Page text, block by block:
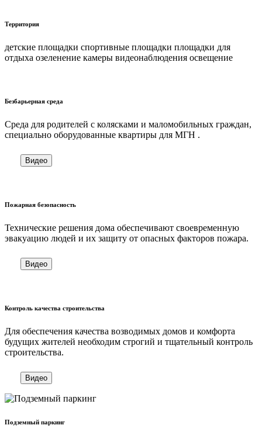
Территория
детские площадки спортивные площадки площадки для
отдыха озеленение камеры видеонаблюдения освещение
Безбарьерная среда
Cреда для родителей с колясками и маломобильных граждан,
специально оборудованные квартиры для МГН .
Видео
Пожарная безопасность
Технические решения дома обеспечивают своевременную
эвакуацию людей и их защиту от опасных факторов пожара.
Видео
Контроль качества строительства
Для обеспечения качества возводимых домов и комфорта
будущих жителей необходим строгий и тщательный контроль
строительства.
Видео
Подземный паркинг